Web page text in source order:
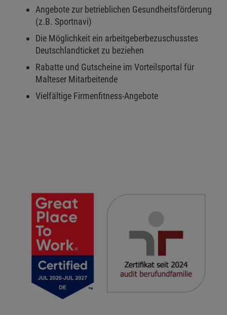
Angebote zur betrieblichen Gesundheitsförderung
(z.B. Sportnavi)
Die Möglichkeit ein arbeitgeberbezuschusstes
Deutschlandticket zu beziehen
Rabatte und Gutscheine im Vorteilsportal für
Malteser Mitarbeitende
Vielfältige Firmenfitness-Angebote